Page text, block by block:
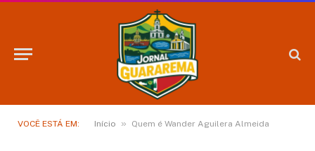
VOCÊ ESTÁ EM: Início » Quem é Wander Aguilera Almeida